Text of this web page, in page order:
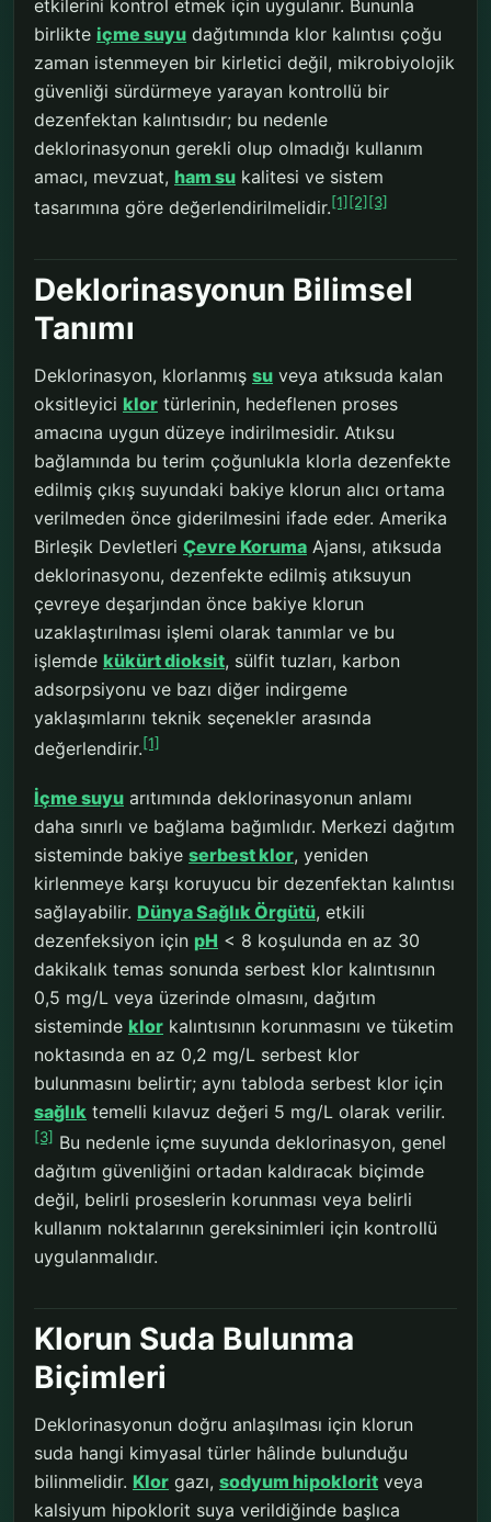
etkilerini kontrol etmek için uygulanır. Bununla
birlikte içme suyu dağıtımında klor kalıntısı çoğu
zaman istenmeyen bir kirletici değil, mikrobiyolojik
güvenliği sürdürmeye yarayan kontrollü bir
dezenfektan kalıntısıdır; bu nedenle
deklorinasyonun gerekli olup olmadığı kullanım
amacı, mevzuat, ham su kalitesi ve sistem
tasarımına göre değerlendirilmelidir.[1] [2] [3]
Deklorinasyonun Bilimsel
Tanımı
Deklorinasyon, klorlanmış su veya atıksuda kalan
oksitleyici klor türlerinin, hedeflenen proses
amacına uygun düzeye indirilmesidir. Atıksu
bağlamında bu terim çoğunlukla klorla dezenfekte
edilmiş çıkış suyundaki bakiye klorun alıcı ortama
verilmeden önce giderilmesini ifade eder. Amerika
Birleşik Devletleri Çevre Koruma Ajansı, atıksuda
deklorinasyonu, dezenfekte edilmiş atıksuyun
çevreye deşarjından önce bakiye klorun
uzaklaştırılması işlemi olarak tanımlar ve bu
işlemde kükürt dioksit, sülfit tuzları, karbon
adsorpsiyonu ve bazı diğer indirgeme
yaklaşımlarını teknik seçenekler arasında
değerlendirir.[1]
İçme suyu arıtımında deklorinasyonun anlamı
daha sınırlı ve bağlama bağımlıdır. Merkezi dağıtım
sisteminde bakiye serbest klor, yeniden
kirlenmeye karşı koruyucu bir dezenfektan kalıntısı
sağlayabilir. Dünya Sağlık Örgütü, etkili
dezenfeksiyon için pH < 8 koşulunda en az 30
dakikalık temas sonunda serbest klor kalıntısının
0,5 mg/L veya üzerinde olmasını, dağıtım
sisteminde klor kalıntısının korunmasını ve tüketim
noktasında en az 0,2 mg/L serbest klor
bulunmasını belirtir; aynı tabloda serbest klor için
sağlık temelli kılavuz değeri 5 mg/L olarak verilir.
[3] Bu nedenle içme suyunda deklorinasyon, genel
dağıtım güvenliğini ortadan kaldıracak biçimde
değil, belirli proseslerin korunması veya belirli
kullanım noktalarının gereksinimleri için kontrollü
uygulanmalıdır.
Klorun Suda Bulunma
Biçimleri
Deklorinasyonun doğru anlaşılması için klorun
suda hangi kimyasal türler hâlinde bulunduğu
bilinmelidir. Klor gazı, sodyum hipoklorit veya
kalsiyum hipoklorit suya verildiğinde başlıca